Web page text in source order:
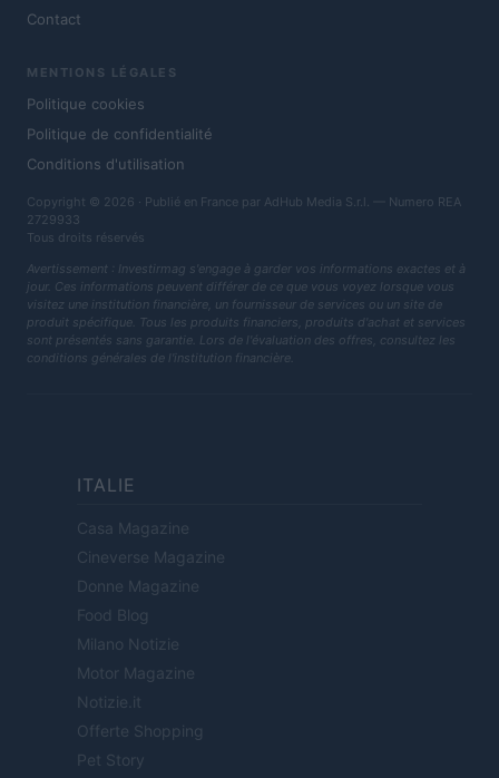
Contact
MENTIONS LÉGALES
Politique cookies
Politique de confidentialité
Conditions d'utilisation
Copyright © 2026 · Publié en France par AdHub Media S.r.l. — Numero REA
2729933
Tous droits réservés
Avertissement : Investirmag s'engage à garder vos informations exactes et à
jour. Ces informations peuvent différer de ce que vous voyez lorsque vous
visitez une institution financière, un fournisseur de services ou un site de
produit spécifique. Tous les produits financiers, produits d'achat et services
sont présentés sans garantie. Lors de l'évaluation des offres, consultez les
conditions générales de l'institution financière.
ITALIE
Casa Magazine
Cineverse Magazine
Donne Magazine
Food Blog
Milano Notizie
Motor Magazine
Notizie.it
Offerte Shopping
Pet Story